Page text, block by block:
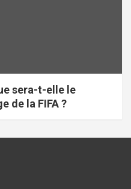
sera-t-elle le
de la FIFA ?